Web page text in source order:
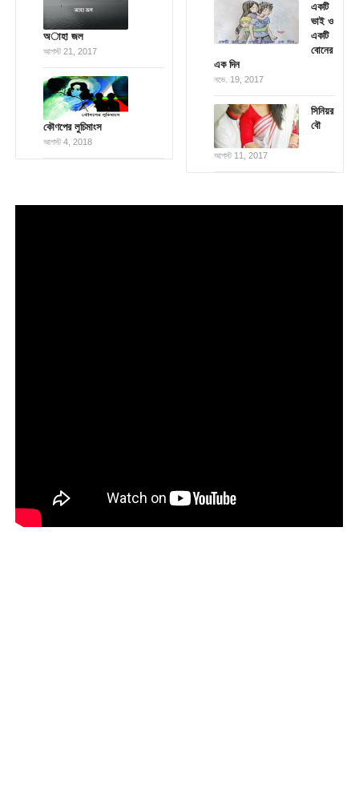
অাহা জল
আগস্ট 21, 2017
কৌণপের লুচিমাংস
আগস্ট 4, 2018
একটি
ভাই ও
একটি
বোনের
এক দিন
নভে. 19, 2017
সিনিয়র
বৌ
আগস্ট 11, 2017